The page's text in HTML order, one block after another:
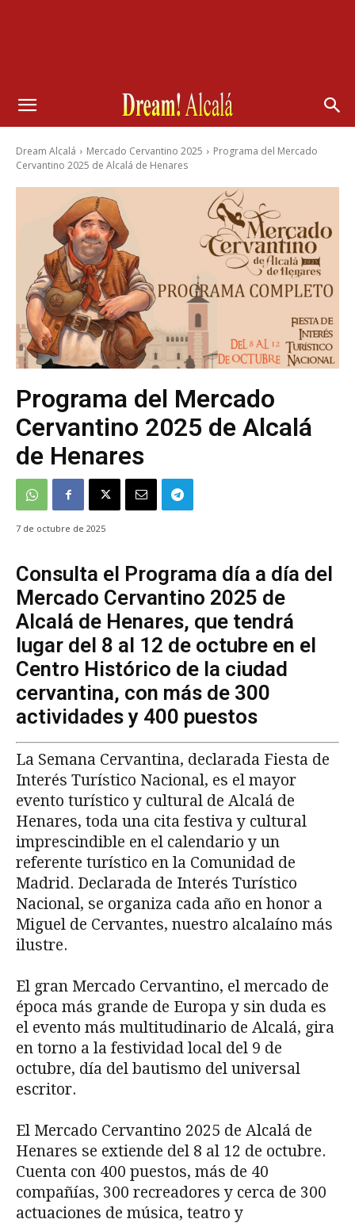
Dream Alcalá Mercado Cervantino 2025
Programa del Mercado
Cervantino 2025 de Alcalá de Henares
Programa del Mercado
Cervantino 2025 de Alcalá
de Henares
7 de octubre de 2025
Consulta el Programa día a día del
Mercado Cervantino 2025 de
Alcalá de Henares, que tendrá
lugar del 8 al 12 de octubre en el
Centro Histórico de la ciudad
cervantina, con más de 300
actividades y 400 puestos
La Semana Cervantina, declarada Fiesta de
Interés Turístico Nacional, es el mayor
evento turístico y cultural de Alcalá de
Henares, toda una cita festiva y cultural
imprescindible en el calendario y un
referente turístico en la Comunidad de
Madrid. Declarada de Interés Turístico
Nacional, se organiza cada año en honor a
Miguel de Cervantes, nuestro alcalaíno más
ilustre.
El gran Mercado Cervantino, el mercado de
época más grande de Europa y sin duda es
el evento más multitudinario de Alcalá, gira
en torno a la festividad local del 9 de
octubre, día del bautismo del universal
escritor.
El Mercado Cervantino 2025 de Alcalá de
Henares se extiende del 8 al 12 de octubre.
Cuenta con 400 puestos, más de 40
compañías, 300 recreadores y cerca de 300
actuaciones de música, teatro y